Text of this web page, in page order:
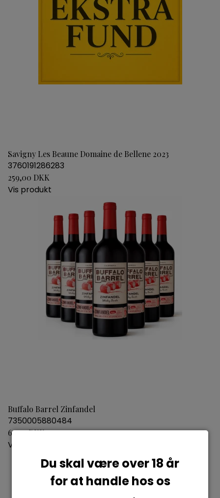
Du skal være over 18 år
for at handle hos os
Savigny Les Beaune Domaine de Bellene 2023
3760191286283
259,00 DKK
Vis produkt
Buffalo Barrel Zinfandel
7350005880484
69,95 DKK
Vis produkt